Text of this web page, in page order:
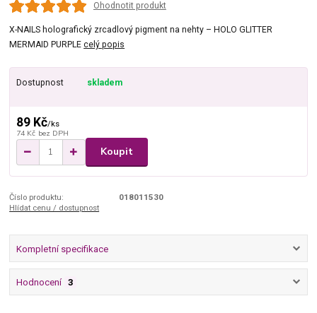
Ohodnotit produkt
X-NAILS holografický zrcadlový pigment na nehty – HOLO GLITTER
MERMAID PURPLEcelý popis
Dostupnost skladem
89 Kč/ks
74 Kč bez DPH
Koupit
Číslo produktu:
018011530
Hlídat cenu / dostupnost
Kompletní specifikace
Hodnocení 3